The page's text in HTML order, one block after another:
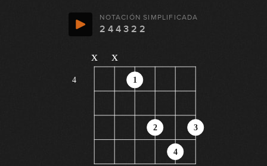
NOTACIÓN SIMPLIFICADA
2 4 4 3 2 2
4
x x
1
2
4
3